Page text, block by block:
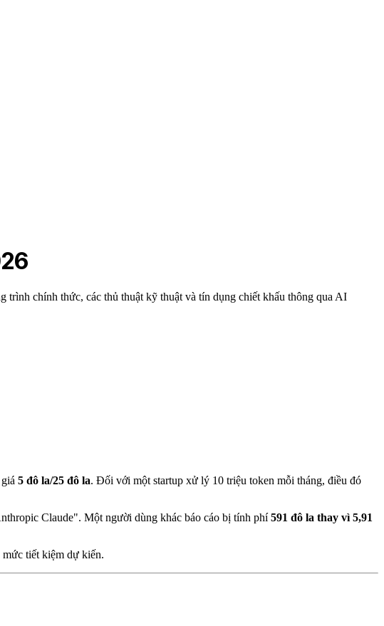
chính thức, các thủ thuật kỹ thuật và tín dụng chiết khấu thông qua AI
5 đô la/25 đô la. Đối với một startup xử lý 10 triệu token mỗi tháng, điều đó
Claude". Một người dùng khác báo cáo bị tính phí591 đô la thay vì 5,91
tiết kiệm dự kiến.